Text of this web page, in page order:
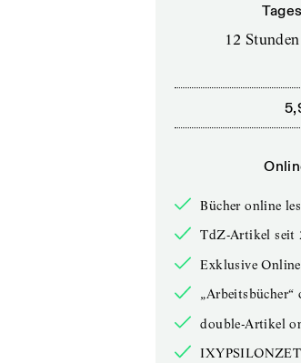
12
Bücher online
TdZ-Artikel seit
Exklusive
„Arbeitsbücher“
double-Artikel